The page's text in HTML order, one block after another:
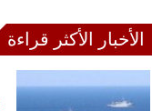
الأخبار الأكثر قراءة